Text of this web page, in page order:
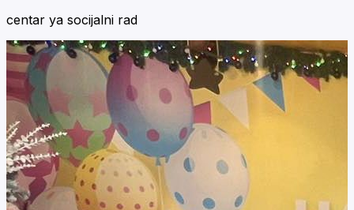
centar ya socijalni rad